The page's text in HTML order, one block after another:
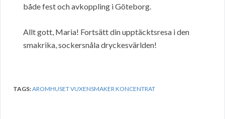
både fest och avkoppling i Göteborg.
Allt gott, Maria! Fortsätt din upptäcktsresa i den
smakrika, sockersnåla dryckesvärlden!
TAGS:AROMHUSET VUXENSMAKER KONCENTRAT